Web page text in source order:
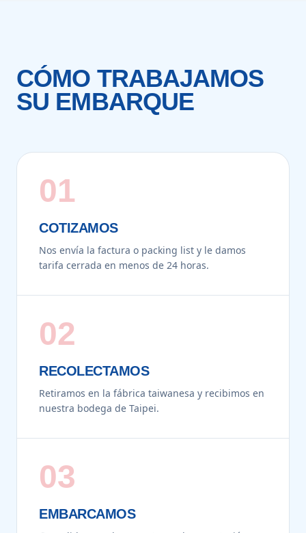
CÓMO TRABAJAMOS
SU EMBARQUE
01
COTIZAMOS
Nos envía la factura o packing list y le damos
tarifa cerrada en menos de 24 horas.
02
RECOLECTAMOS
Retiramos en la fábrica taiwanesa y recibimos en
nuestra bodega de Taipei.
03
EMBARCAMOS